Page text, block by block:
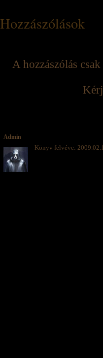
Hozzászólások
A hozzászólás
Admin
Könyv felvéve: